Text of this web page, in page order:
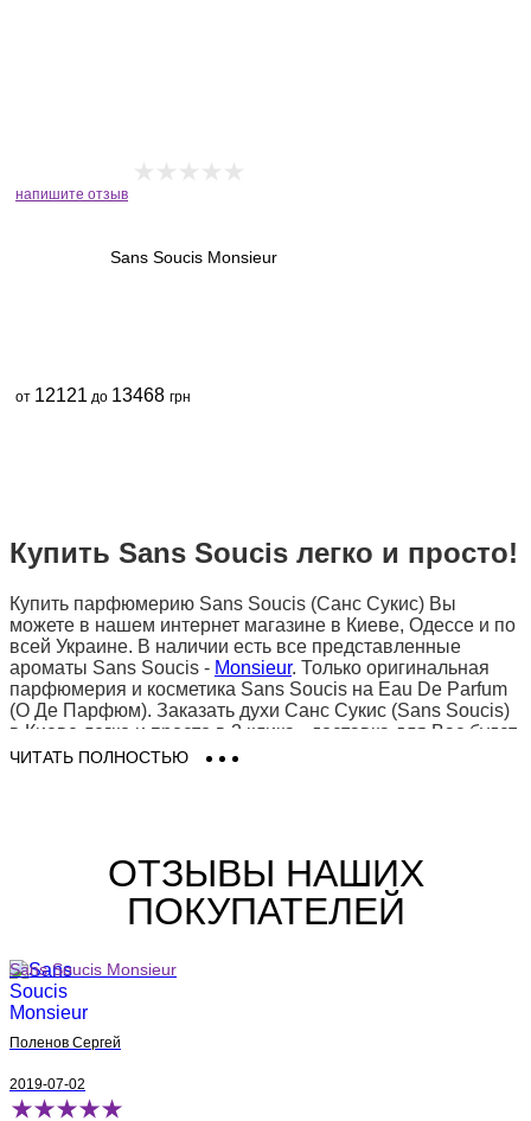
напишите отзыв
Sans Soucis Monsieur
от 12121 до 13468 грн
Купить Sans Soucis легко и просто!
Купить парфюмерию Sans Soucis (Санс Сукис) Вы
можете в нашем интернет магазине в Киеве, Одессе и по
всей Украине. В наличии есть все представленные
ароматы Sans Soucis - Monsieur. Только оригинальная
парфюмерия и косметика Sans Soucis на Eau De Parfum
(О Де Парфюм). Заказать духи Санс Сукис (Sans Soucis)
в Киеве легко и просто в 2 клика - доставка для Вас будет
быстрой, выгодной и удобной!
ЧИТАТЬ ПОЛНОСТЬЮ
ОТЗЫВЫ НАШИХ
ПОКУПАТЕЛЕЙ
Sans Soucis Monsieur
Поленов Сергей
2019-07-02